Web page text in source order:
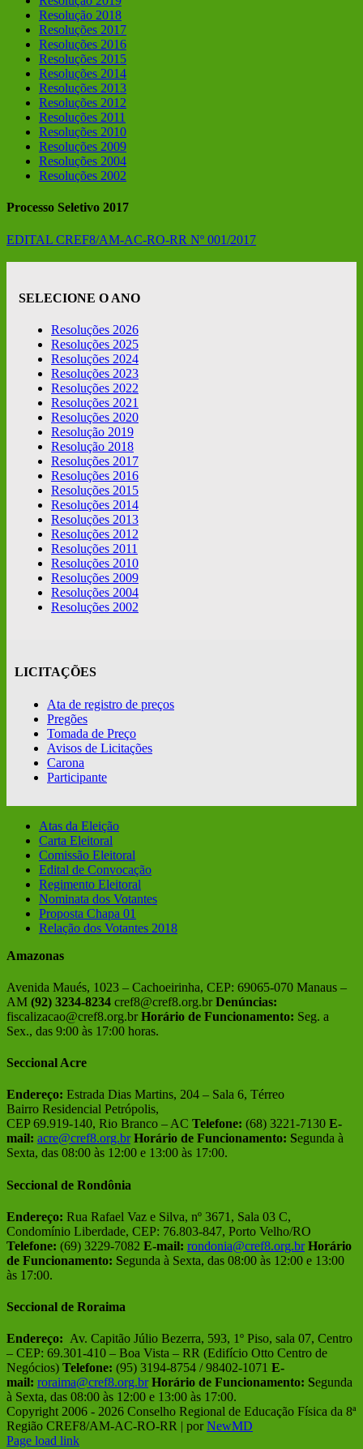
Resolução 2018
Resoluções 2017
Resoluções 2016
Resoluções 2015
Resoluções 2014
Resoluções 2013
Resoluções 2012
Resoluções 2011
Resoluções 2010
Resoluções 2009
Resoluções 2004
Resoluções 2002
Processo Seletivo 2017
EDITAL CREF8/AM-AC-RO-RR Nº 001/2017
SELECIONE O ANO
Resoluções 2026
Resoluções 2025
Resoluções 2024
Resoluções 2023
Resoluções 2022
Resoluções 2021
Resoluções 2020
Resolução 2019
Resolução 2018
Resoluções 2017
Resoluções 2016
Resoluções 2015
Resoluções 2014
Resoluções 2013
Resoluções 2012
Resoluções 2011
Resoluções 2010
Resoluções 2009
Resoluções 2004
Resoluções 2002
LICITAÇÕES
Ata de registro de preços
Pregões
Tomada de Preço
Avisos de Licitações
Carona
Participante
Atas da Eleição
Carta Eleitoral
Comissão Eleitoral
Edital de Convocação
Regimento Eleitoral
Nominata dos Votantes
Proposta Chapa 01
Relação dos Votantes 2018
Amazonas
Avenida Maués, 1023 – Cachoeirinha, CEP: 69065-070 Manaus –
AM (92) 3234-8234 cref8@cref8.org.br Denúncias:
fiscalizacao@cref8.org.br Horário de Funcionamento: Seg. a
Sex., das 9:00 às 17:00 horas.
Seccional Acre
Endereço: Estrada Dias Martins, 204 – Sala 6, Térreo
Bairro Residencial Petrópolis,
CEP 69.919-140, Rio Branco – AC Telefone: (68) 3221-7130 E-
mail: acre@cref8.org.br Horário de Funcionamento: Segunda à
Sexta, das 08:00 às 12:00 e 13:00 às 17:00.
Seccional de Rondônia
Endereço: Rua Rafael Vaz e Silva, nº 3671, Sala 03 C,
Condomínio Liberdade, CEP: 76.803-847, Porto Velho/RO
Telefone: (69) 3229-7082 E-mail: rondonia@cref8.org.br Horário
de Funcionamento: Segunda à Sexta, das 08:00 às 12:00 e 13:00
às 17:00.
Seccional de Roraima
Endereço: Av. Capitão Júlio Bezerra, 593, 1º Piso, sala 07, Centro
– CEP: 69.301-410 – Boa Vista – RR (Edifício Otto Centro de
Negócios) Telefone: (95) 3194-8754 / 98402-1071 E-
mail: roraima@cref8.org.br Horário de Funcionamento: Segunda
à Sexta, das 08:00 às 12:00 e 13:00 às 17:00.
Copyright 2006 - 2026 Conselho Regional de Educação Física da 8ª
Região CREF8/AM-AC-RO-RR | porNewMD
Facebook
Instagram
Page load link